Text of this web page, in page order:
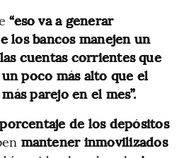
“eso va a generar
los bancos manejen un
cuentas corrientes que
poco más alto que el
parejo en el mes”.
porcentaje de los depósitos
mantener inmovilizados